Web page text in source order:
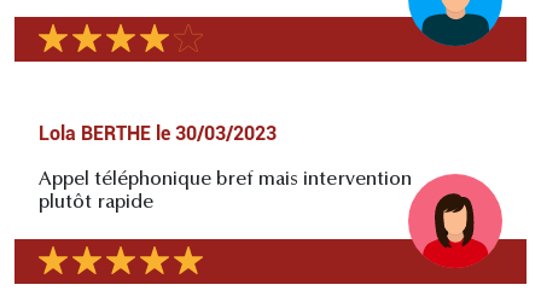
Lola BERTHE le 30/03/2023
Appel téléphonique bref mais intervention
plutôt rapide